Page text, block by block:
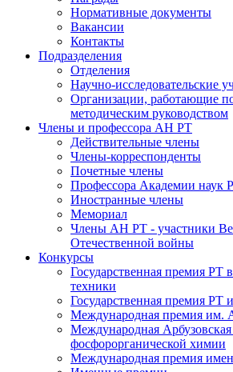
Нормативные документы
Вакансии
Контакты
Подразделения
Отделения
Научно-исследовательские
Организации, работающие
методическим руководством
Члены и профессора АН РТ
Действительные члены
Члены-корреспонденты
Почетные члены
Профессора Академии наук
Иностранные члены
Мемориал
Члены АН РТ - участники
Отечественной войны
Конкурсы
Государственная премия РТ
техники
Государственная премия РТ
Международная премия им.
Международная
фосфорорганической химии
Международная премия